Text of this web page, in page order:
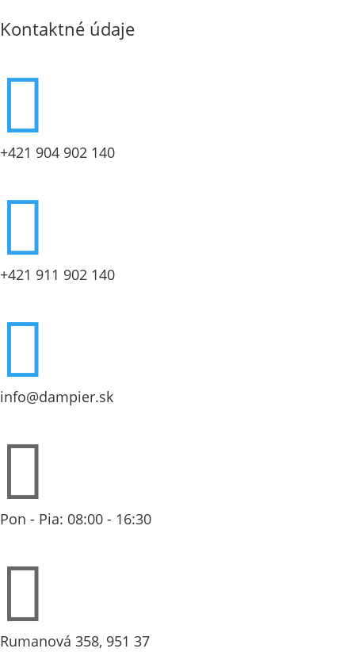
Kontaktné údaje

+421 904 902 140

+421 911 902 140

info@dampier.sk

Pon - Pia: 08:00 - 16:30

Rumanová 358, 951 37